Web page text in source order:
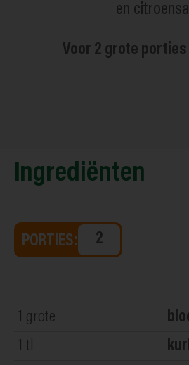
en
Voor 2 grote
Ingrediënten
PORTIES:
1 grote
1 tl